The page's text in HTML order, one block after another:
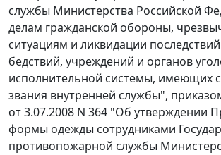
службы Министерства Российской
делам гражданской обороны,
ситуациям и ликвидации
бедствий, учреждений и органов
исполнительной системы, имеющих
звания внутренней службы",
от 3.07.2008 N 364 "Об утверждении
формы одежды сотрудниками
противопожарной службы